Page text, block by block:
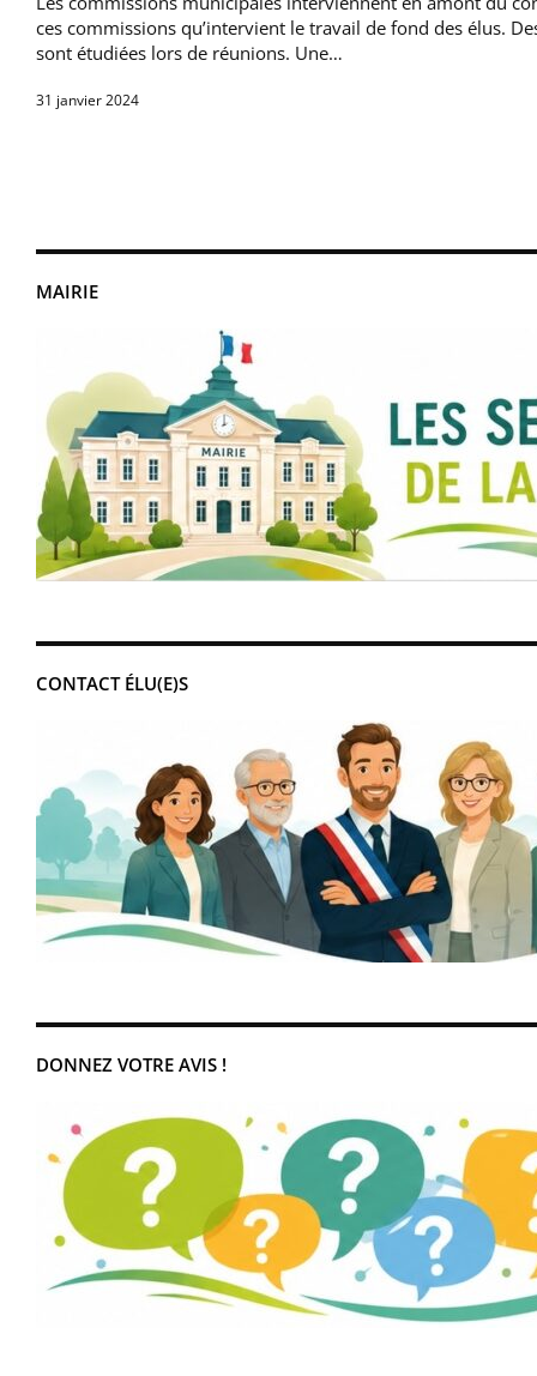
MAIRIE
CONTACT ÉLU(E)S
DONNEZ VOTRE AVIS !
ces commissions qu’intervient le travail de fond des élus.
sont étudiées lors de réunions. Une…
31 janvier 2024